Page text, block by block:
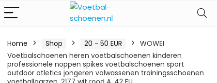
Home Shop 20 - 50 EUR
WOWEI
Voetbalschoenen heren voetbalschoenen kinderen
professionele noppen spikes voetbalschoenen sport
outdoor atletics jongeren volwassenen trainingsschoenen